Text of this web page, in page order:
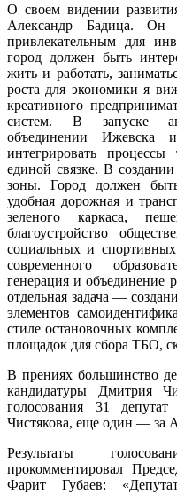
О своем видении
Александр Бадица. Он
привлекательным для
город должен быть
жить и работать,
роста для экономики я
креативного
систем. В запуске
объединении Ижевска
интегрировать
единой связке. В
зоны. Город должен
удобная дорожная и
зеленого каркаса,
благоустройство
социальных и
современного
генерация и объединение
отдельная задача —
элементов
стиле остановочных
площадок для сбора ТБО,
В прениях большинство
кандидатуры Дмитрия
голосования 31
Чистякова, еще один — за
Результаты
прокомментировал
Фарит Губаев: